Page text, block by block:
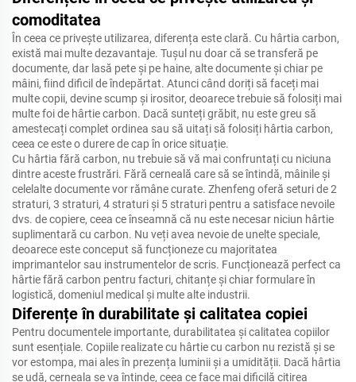
comoditatea
În ceea ce privește utilizarea, diferența este clară. Cu hârtia carbon,
există mai multe dezavantaje. Tușul nu doar că se transferă pe
documente, dar lasă pete și pe haine, alte documente și chiar pe
mâini, fiind dificil de îndepărtat. Atunci când doriți să faceți mai
multe copii, devine scump și irositor, deoarece trebuie să folosiți mai
multe foi de hârtie carbon. Dacă sunteți grăbit, nu este greu să
amestecați complet ordinea sau să uitați să folosiți hârtia carbon,
ceea ce este o durere de cap în orice situație.
Cu hârtia fără carbon, nu trebuie să vă mai confruntați cu niciuna
dintre aceste frustrări. Fără cerneală care să se întindă, mâinile și
celelalte documente vor rămâne curate. Zhenfeng oferă seturi de 2
straturi, 3 straturi, 4 straturi și 5 straturi pentru a satisface nevoile
dvs. de copiere, ceea ce înseamnă că nu este necesar niciun hârtie
suplimentară cu carbon. Nu veți avea nevoie de unelte speciale,
deoarece este conceput să funcționeze cu majoritatea
imprimantelor sau instrumentelor de scris. Funcționează perfect ca
hârtie fără carbon pentru facturi, chitanțe și chiar formulare în
logistică, domeniul medical și multe alte industrii.
Diferențe în durabilitate și calitatea copiei
Pentru documentele importante, durabilitatea și calitatea copiilor
sunt esențiale. Copiile realizate cu hârtie cu carbon nu rezistă și se
vor estompa, mai ales în prezența luminii și a umidității. Dacă hârtia
se udă, cerneala se va întinde, ceea ce face mai dificilă citirea